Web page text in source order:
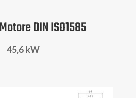
DIN ISO1585
45,6kW